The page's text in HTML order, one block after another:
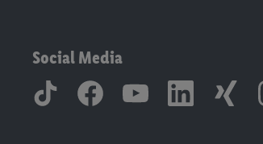
Social Media